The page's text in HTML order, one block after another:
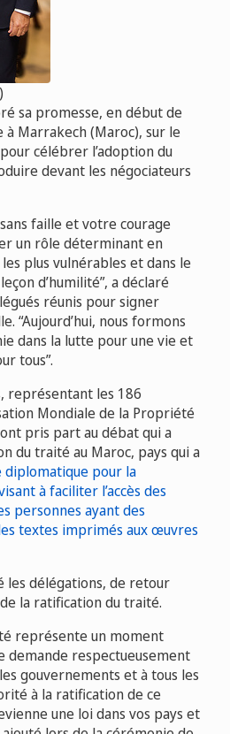
sa promesse, en début de
à Marrakech (Maroc), sur le
célébrer l’adoption du
devant les négociateurs
faille et votre courage
un rôle déterminant en
plus vulnérables et dans le
d’humilité”, a déclaré
réunis pour signer
“Aujourd’hui, nous formons
dans la lutte pour une vie et
tous”.
représentant les 186
Mondiale de la Propriété
pris part au débat qui a
du traité au Maroc, pays qui a
diplomatique pour la
à faciliter l’accès des
personnes ayant des
textes imprimés aux œuvres
les délégations, de retour
de la ratification du traité.
représente un moment
demande respectueusement
gouvernements et à tous les
à la ratification de ce
une loi dans vos pays et